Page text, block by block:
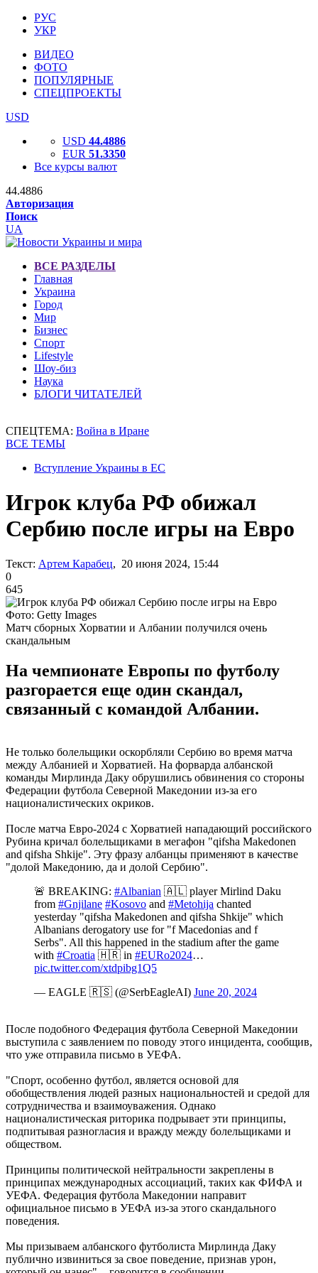
РУС
УКР
ВИДЕО
ФОТО
ПОПУЛЯРНЫЕ
СПЕЦПРОЕКТЫ
USD
USD 44.4886
EUR 51.3350
Все курсы валют
44.4886
Авторизация
Поиск
UA
ВСЕ РАЗДЕЛЫ
Главная
Украина
Город
Мир
Бизнес
Спорт
Lifestyle
Шоу-биз
Наука
БЛОГИ ЧИТАТЕЛЕЙ
СПЕЦТЕМА: Война в Иране
ВСЕ ТЕМЫ
Вступление Украины в ЕС
Игрок клуба РФ обижал
Сербию после игры на Евро
Текст: Артем Карабец, 20 июня 2024, 15:44
0
645
Фото: Getty Images
Матч сборных Хорватии и Албании получился очень
скандальным
На чемпионате Европы по футболу
разгорается еще один скандал,
связанный с командой Албании.
Не только болельщики оскорбляли Сербию во время матча
между Албанией и Хорватией. На форварда албанской
команды Мирлинда Даку обрушились обвинения со стороны
Федерации футбола Северной Македонии из-за его
националистических окриков.
После матча Евро-2024 с Хорватией нападающий российского
Рубина кричал болельщиками в мегафон "qifsha Makedonen
and qifsha Shkije". Эту фразу албанцы применяют в качестве
"долой Македонию, да и долой Сербию".
🚨 BREAKING: #Albanian 🇦🇱 player Mirlind Daku
from #Gnjilane #Kosovo and #Metohija chanted
yesterday "qifsha Makedonen and qifsha Shkije" which
Albanians derogatory use for "f Macedonias and f
Serbs". All this happened in the stadium after the game
with #Croatia 🇭🇷 in #EURo2024…
pic.twitter.com/xtdpibg1Q5
— EAGLE 🇷🇸 (@SerbEagleAI) June 20, 2024
После подобного Федерация футбола Северной Македонии
выступила с заявлением по поводу этого инцидента, сообщив,
что уже отправила письмо в УЕФА.
"Спорт, особенно футбол, является основой для
обобществления людей разных национальностей и средой для
сотрудничества и взаимоуважения. Однако
националистическая риторика подрывает эти принципы,
подпитывая разногласия и вражду между болельщиками и
обществом.
Принципы политической нейтральности закреплены в
принципах международных ассоциаций, таких как ФИФА и
УЕФА. Федерация футбола Македонии направит
официальное письмо в УЕФА из-за этого скандального
поведения.
Мы призываем албанского футболиста Мирлинда Даку
публично извиниться за свое поведение, признав урон,